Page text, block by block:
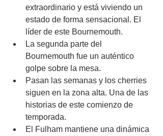
extraordinario y está viviendo un
estado de forma sensacional. El
líder de este Bournemouth.
La segunda parte del
Bournemouth fue un auténtico
golpe sobre la mesa.
Pasan las semanas y los cherries
siguen en la zona alta. Una de las
historias de este comienzo de
temporada.
El Fulham mantiene una dinámica